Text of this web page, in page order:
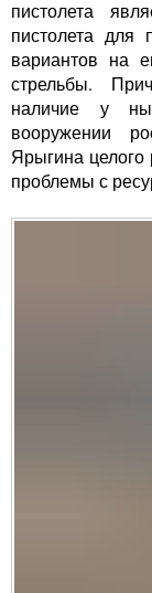
пистолета
пистолета для
вариантов на
стрельбы.
наличие у
вооружении
Ярыгина целого
проблемы с